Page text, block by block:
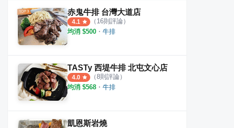
赤鬼牛排 台灣大道店
4.1 （ 16則評論）
均消 $500 ・ 牛排
TASTy 西堤牛排 北屯文心店
4.0 （8則評論）
均消 $568 ・ 牛排
凱恩斯岩燒